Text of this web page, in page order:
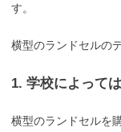
す。
横型のランドセルの
1. 学校によって
横型のランドセルを